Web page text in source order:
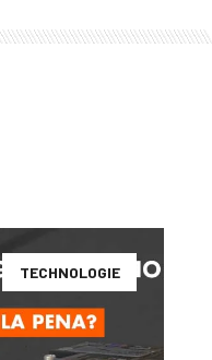
TECHNOLOGIE